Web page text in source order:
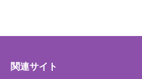
関連サイト